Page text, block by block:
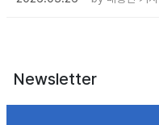
Newsletter